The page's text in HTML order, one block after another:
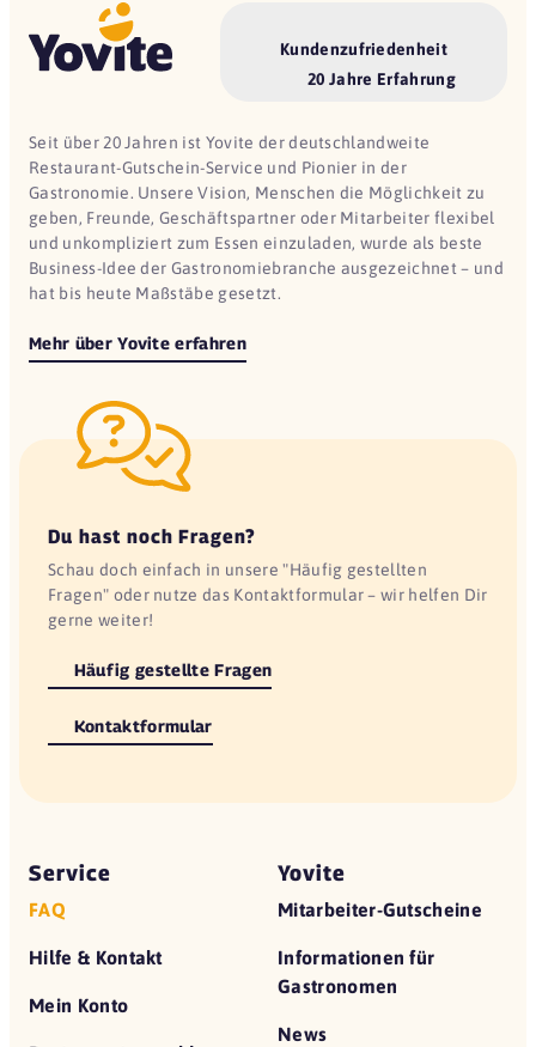
Kundenzufriedenheit
20 Jahre Erfahrung
Seit über 20 Jahren ist Yovite der deutschlandweite
Restaurant-Gutschein-Service und Pionier in der
Gastronomie. Unsere Vision, Menschen die Möglichkeit zu
geben, Freunde, Geschäftspartner oder Mitarbeiter flexibel
und unkompliziert zum Essen einzuladen, wurde als beste
Business-Idee der Gastronomiebranche ausgezeichnet – und
hat bis heute Maßstäbe gesetzt.
Mehr über Yovite erfahren
Du hast noch Fragen?
Schau doch einfach in unsere "Häufig gestellten
Fragen" oder nutze das Kontaktformular – wir helfen Dir
gerne weiter!
Häufig gestellte Fragen
Kontaktformular
Service
FAQ
Hilfe & Kontakt
Mein Konto
Yovite
Mitarbeiter-Gutscheine
Informationen für
Gastronomen
News